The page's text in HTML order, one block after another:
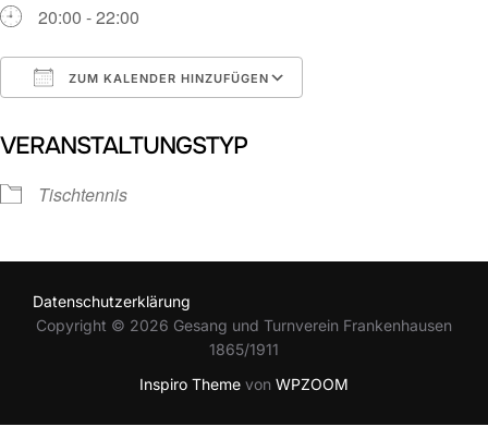
20:00 - 22:00
ZUM KALENDER HINZUFÜGEN
VERANSTALTUNGSTYP
Tischtennis
Datenschutzerklärung
Copyright © 2026 Gesang und Turnverein Frankenhausen
1865/1911
Inspiro Theme von WPZOOM